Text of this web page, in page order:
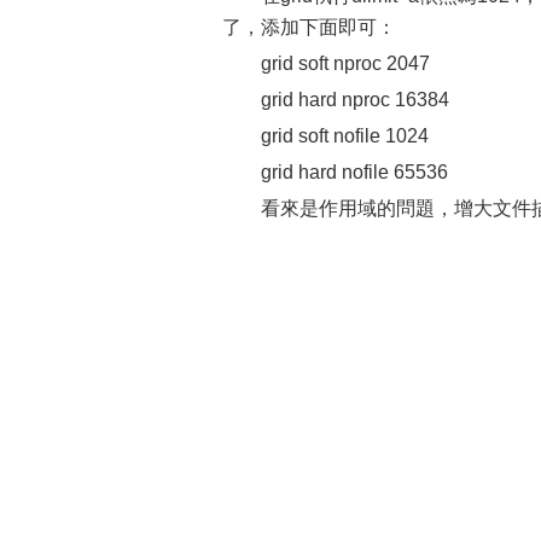
了，添加下面即可：
grid soft nproc 2047
grid hard nproc 16384
grid soft nofile 1024
grid hard nofile 65536
看來是作用域的問題，增大文件